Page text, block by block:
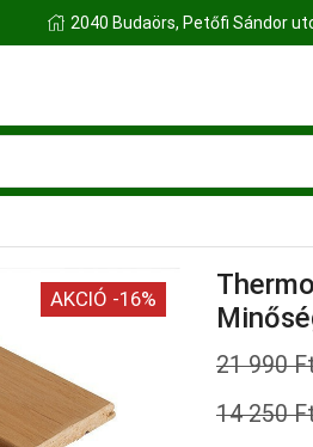
FINN FATELEP
AKCIÓ -16%
21 990
14 250